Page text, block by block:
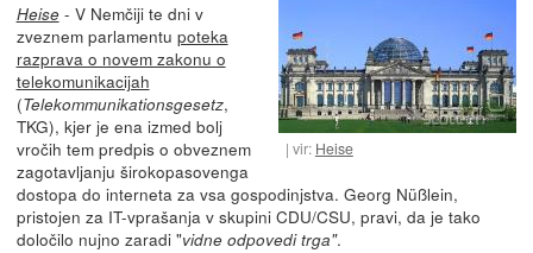
vir: Heise
Heise- V Nemčiji te dni v
zveznem parlamentu poteka
razprava o novem zakonu o
telekomunikacijah
(Telekommunikationsgesetz,
TKG), kjer je ena izmed bolj
vročih tem predpis o obveznem
zagotavljanju širokopasovenga
dostopa do interneta za vsa gospodinjstva. Georg Nüßlein,
pristojen za IT-vprašanja v skupini CDU/CSU, pravi, da je tako
določilo nujno zaradi "vidne odpovedi trga".